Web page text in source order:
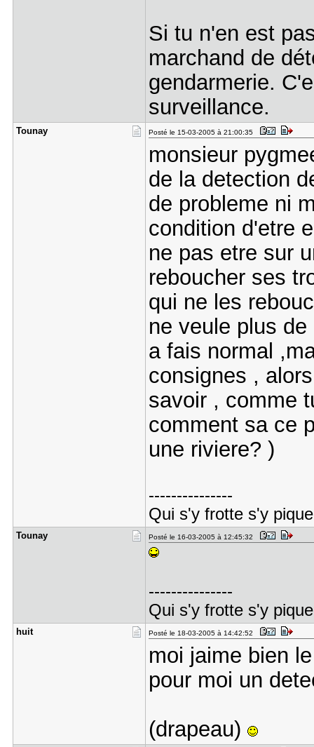
Si tu n'en est
marchand de
gendarmerie.
surveillance.
Tounay Posté le 15-03-2005 à 21:00:35
monsieur
de la detection
de probleme ni
condition d'etre
ne pas etre sur
reboucher ses
qui ne les
ne veule plus
a fais normal
consignes ,
savoir , comme
comment sa ce
une riviere? )
---------------
Qui s'y frotte s'y
Tounay Posté le 16-03-2005 à 12:45:32
---------------
Qui s'y frotte s'y
huit Posté le 18-03-2005 à 14:42:52
moi jaime bien
pour moi un
(drapeau)